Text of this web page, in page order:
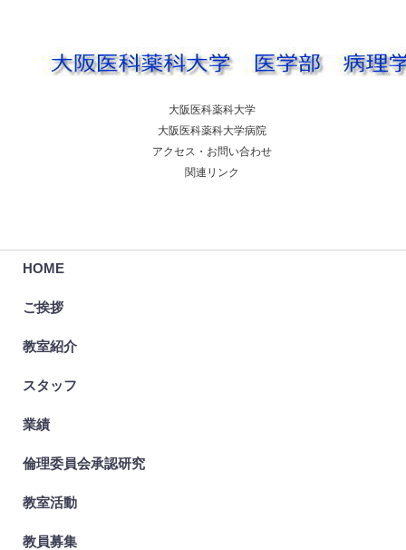
大阪医科薬科大学
大阪医科薬科大学病院
アクセス・お問い合わせ
関連リンク
HOME
ご挨拶
教室紹介
スタッフ
業績
倫理委員会承認研究
教室活動
教員募集